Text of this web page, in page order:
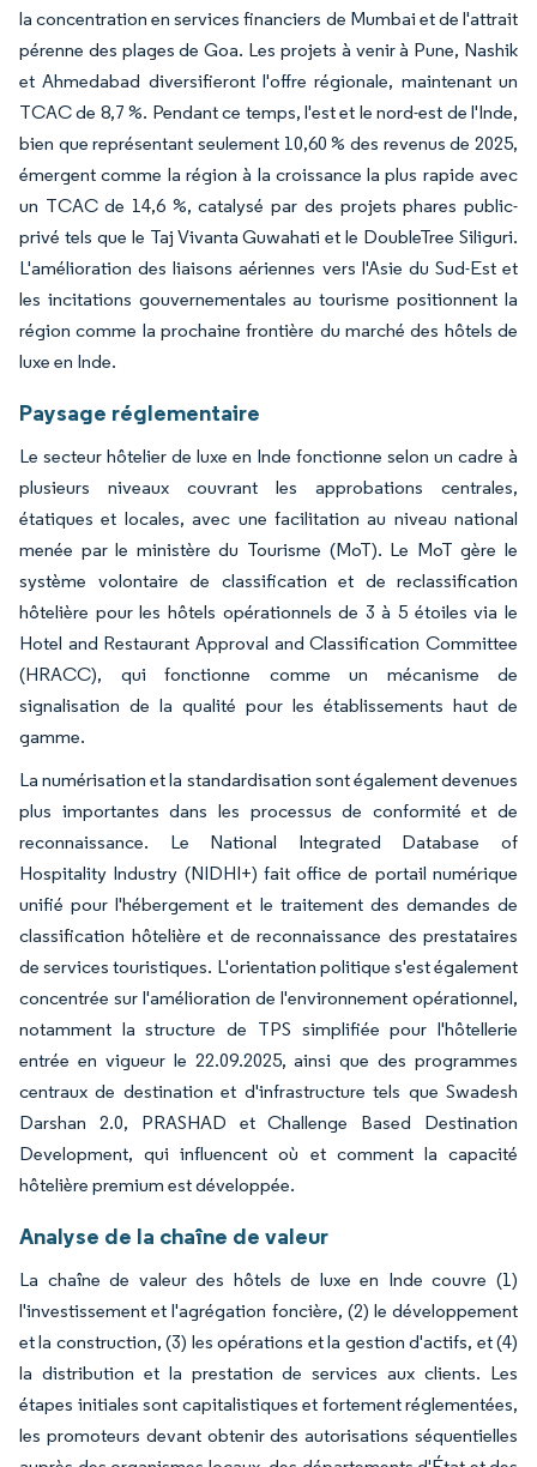
la concentration en services financiers de Mumbai et de l'attrait
pérenne des plages de Goa. Les projets à venir à Pune, Nashik
et Ahmedabad diversifieront l'offre régionale, maintenant un
TCAC de 8,7 %. Pendant ce temps, l'est et le nord-est de l'Inde,
bien que représentant seulement 10,60 % des revenus de 2025,
émergent comme la région à la croissance la plus rapide avec
un TCAC de 14,6 %, catalysé par des projets phares public-
privé tels que le Taj Vivanta Guwahati et le DoubleTree Siliguri.
L'amélioration des liaisons aériennes vers l'Asie du Sud-Est et
les incitations gouvernementales au tourisme positionnent la
région comme la prochaine frontière du marché des hôtels de
luxe en Inde.
Paysage réglementaire
Le secteur hôtelier de luxe en Inde fonctionne selon un cadre à
plusieurs niveaux couvrant les approbations centrales,
étatiques et locales, avec une facilitation au niveau national
menée par le ministère du Tourisme (MoT). Le MoT gère le
système volontaire de classification et de reclassification
hôtelière pour les hôtels opérationnels de 3 à 5 étoiles via le
Hotel and Restaurant Approval and Classification Committee
(HRACC), qui fonctionne comme un mécanisme de
signalisation de la qualité pour les établissements haut de
gamme.
La numérisation et la standardisation sont également devenues
plus importantes dans les processus de conformité et de
reconnaissance. Le National Integrated Database of
Hospitality Industry (NIDHI+) fait office de portail numérique
unifié pour l'hébergement et le traitement des demandes de
classification hôtelière et de reconnaissance des prestataires
de services touristiques. L'orientation politique s'est également
concentrée sur l'amélioration de l'environnement opérationnel,
notamment la structure de TPS simplifiée pour l'hôtellerie
entrée en vigueur le 22.09.2025, ainsi que des programmes
centraux de destination et d'infrastructure tels que Swadesh
Darshan 2.0, PRASHAD et Challenge Based Destination
Development, qui influencent où et comment la capacité
hôtelière premium est développée.
Analyse de la chaîne de valeur
La chaîne de valeur des hôtels de luxe en Inde couvre (1)
l'investissement et l'agrégation foncière, (2) le développement
et la construction, (3) les opérations et la gestion d'actifs, et (4)
la distribution et la prestation de services aux clients. Les
étapes initiales sont capitalistiques et fortement réglementées,
les promoteurs devant obtenir des autorisations séquentielles